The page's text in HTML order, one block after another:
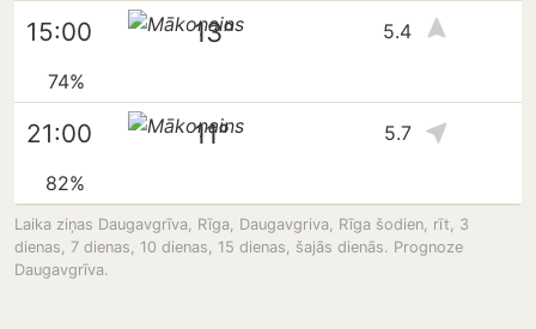
15:00 13° 5.4
74%
21:00 11° 5.7
82%
Laika ziņas Daugavgrīva, Rīga, Daugavgriva, Rīga šodien, rīt, 3
dienas, 7 dienas, 10 dienas, 15 dienas, šajās dienās. Prognoze
Daugavgrīva.